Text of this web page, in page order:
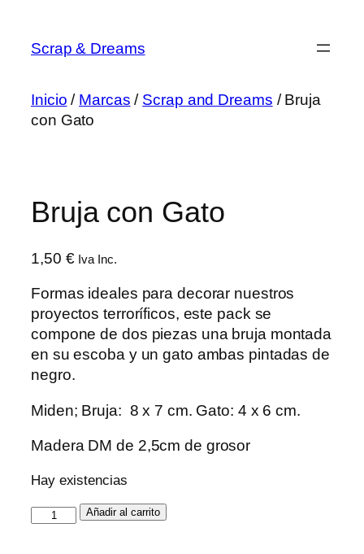
contenido
Scrap & Dreams
Inicio / Marcas / Scrap and Dreams / Bruja
con Gato
Bruja con Gato
1,50 € Iva Inc.
Formas ideales para decorar nuestros
proyectos terroríficos, este pack se
compone de dos piezas una bruja montada
en su escoba y un gato ambas pintadas de
negro.
Miden; Bruja: 8 x 7 cm. Gato: 4 x 6 cm.
Madera DM de 2,5cm de grosor
Hay existencias
Bruja
Añadir al carrito